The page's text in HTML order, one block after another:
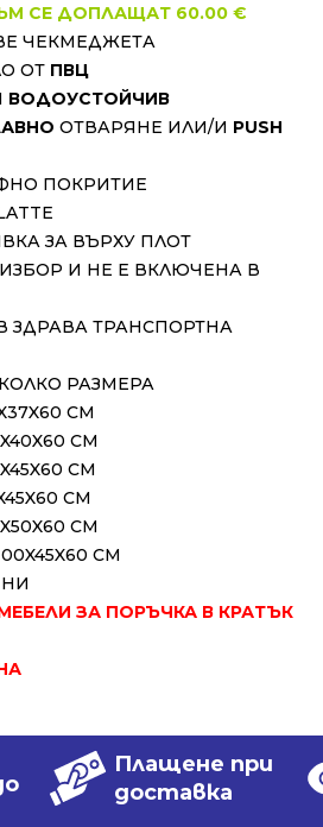
СЕ ДОПЛАЩАТ 60.00 €
ЧЕКМЕДЖЕТА
ОТ ПВЦ
ВОДОУСТОЙЧИВ
ОТВАРЯНЕ ИЛИ/И PUSH
ПОКРИТИЕ
ЗА ВЪРХУ ПЛОТ
И НЕ Е ВКЛЮЧЕНА В
ЗДРАВА ТРАНСПОРТНА
РАЗМЕРА
СМ
СМ
СМ
СМ
СМ
СМ
ЗА ПОРЪЧКА В КРАТЪК
Плащене при
доставка